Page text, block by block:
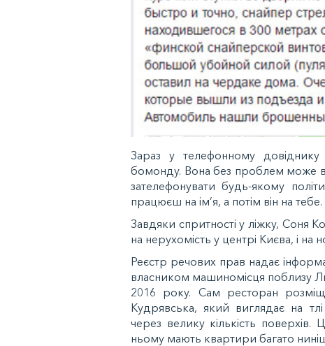
Зараз у телефонному
бомонду. Вона без проблем може
зателефонувати будь-якому
працюєш на ім’я, а потім він на тебе.
Завдяки спритності у ліжку, Соня
на нерухомість у центрі Києва, і
Реєстр речових прав надає
власником машиномісця поблизу
2016 року. Сам ресторан
Кудрявська, який виглядає на
через велику кількість
ньому мають квартири багато